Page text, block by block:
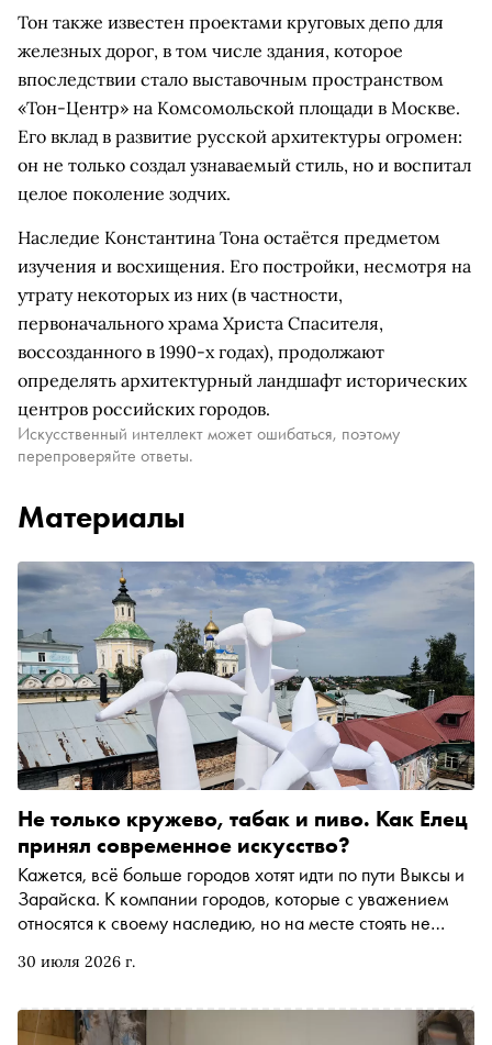
Тон также известен проектами круговых депо для
железных дорог, в том числе здания, которое
впоследствии стало выставочным пространством
«Тон-Центр» на Комсомольской площади в Москве.
Его вклад в развитие русской архитектуры огромен:
он не только создал узнаваемый стиль, но и воспитал
целое поколение зодчих.
Наследие Константина Тона остаётся предметом
изучения и восхищения. Его постройки, несмотря на
утрату некоторых из них (в частности,
первоначального храма Христа Спасителя,
воссозданного в 1990-х годах), продолжают
определять архитектурный ландшафт исторических
центров российских городов.
Искусственный интеллект может ошибаться, поэтому
перепроверяйте ответы.
Материалы
30 июля 2026 г.
Не только кружево, табак и пиво. Как Елец
принял современное искусство?
Кажется, всё больше городов хотят идти по пути Выксы и
Зарайска. К компании городов, которые с уважением
относятся к своему наследию, но на месте стоять не
год старше Москвы, а выглядит как настоящий портал в
опен-эйр-пространство «Арт-Елец» и прошёл